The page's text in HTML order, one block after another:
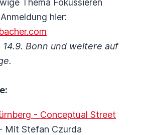
Thema Fokussieren
hier:
14.9. Bonn und weitere auf
- Conceptual Street
Mit Stefan Czurda